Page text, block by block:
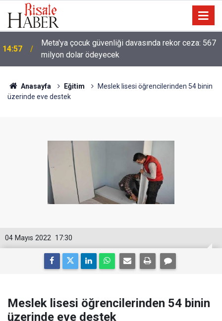
13:40 Çile çekilen yol!
Anasayfa Eğitim
Meslek lisesi öğrencilerinden 54 binin
üzerinde eve destek
17:30
04 Mayıs 2022
Meslek lisesi öğrencilerinden 54 binin
üzerinde eve destek